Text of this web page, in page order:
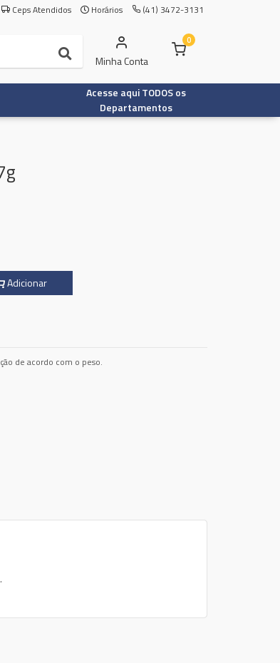
Ceps Atendidos Horários (41) 3472-3131
Minha Conta
0
Acesse aqui TODOS os
Departamentos
Adicionar
de acordo com o peso.